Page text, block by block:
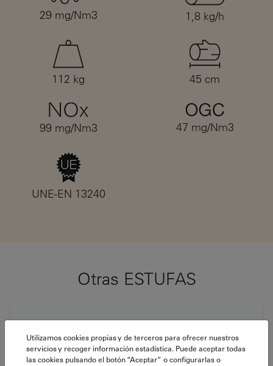
29 mg/Nm3 1,8 kg/h
112 kg 45 cm
99 mg/Nm3 47 mg/Nm3
UNE-EN 13240
Otras ESTUFAS
Utilizamos cookies propias y de terceros para ofrecer nuestros
servicios y recoger información estadística. Puede aceptar todas
las cookies pulsando el botón “Aceptar” o configurarlas o